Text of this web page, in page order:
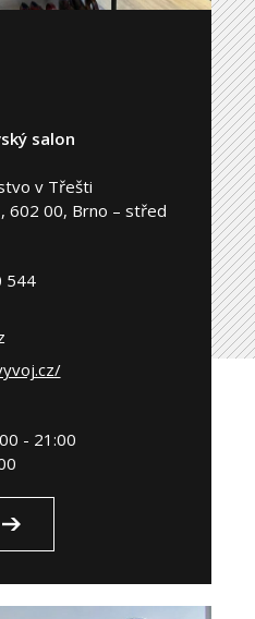
salon
v Třešti
602 00, Brno – střed
544
- 21:00